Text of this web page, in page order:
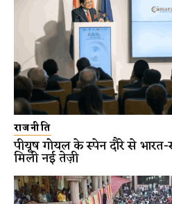
राजनीति
पीयूष गोयल के स्पेन दौरे से
मिली नई तेज़ी